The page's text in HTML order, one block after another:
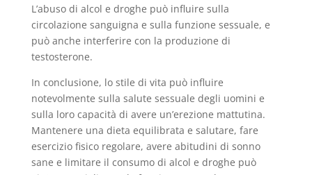
L’abuso di alcol e droghe può influire sulla
circolazione sanguigna e sulla funzione sessuale, e
può anche interferire con la produzione di
testosterone.
In conclusione, lo stile di vita può influire
notevolmente sulla salute sessuale degli uomini e
sulla loro capacità di avere un’erezione mattutina.
Mantenere una dieta equilibrata e salutare, fare
esercizio fisico regolare, avere abitudini di sonno
sane e limitare il consumo di alcol e droghe può